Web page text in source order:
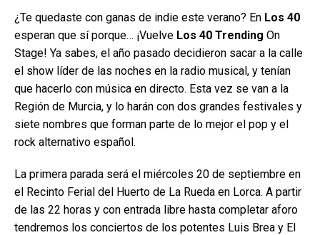
¿Te quedaste con ganas de indie este verano? En Los 40
esperan que sí porque… ¡Vuelve Los 40 Trending On
Stage! Ya sabes, el año pasado decidieron sacar a la calle
el show líder de las noches en la radio musical, y tenían
que hacerlo con música en directo. Esta vez se van a la
Región de Murcia, y lo harán con dos grandes festivales y
siete nombres que forman parte de lo mejor el pop y el
rock alternativo español.
La primera parada será el miércoles 20 de septiembre en
el Recinto Ferial del Huerto de La Rueda en Lorca. A partir
de las 22 horas y con entrada libre hasta completar aforo
tendremos los conciertos de los potentes Luis Brea y El